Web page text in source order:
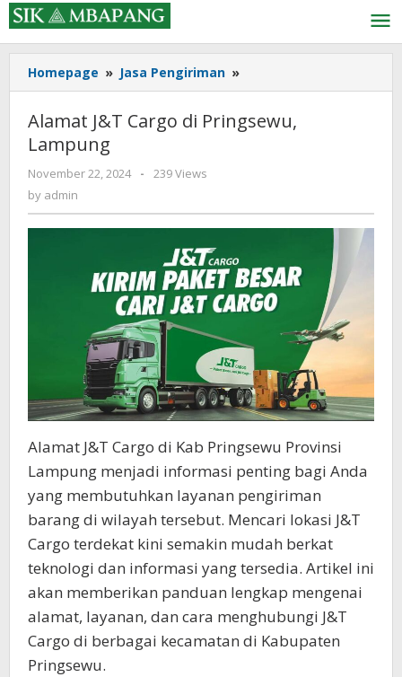
Skip
to
content
Homepage » Jasa Pengiriman »
J&T
di
Alamat J&T Cargo di Pringsewu,
Lampung
November 22, 2024
by
-
239 Views
by admin
Alamat J&T Cargo di Kab Pringsewu Provinsi
Lampung menjadi informasi penting bagi Anda
yang membutuhkan layanan pengiriman
barang di wilayah tersebut. Mencari lokasi J&T
Cargo terdekat kini semakin mudah berkat
teknologi dan informasi yang tersedia. Artikel ini
akan memberikan panduan lengkap mengenai
alamat, layanan, dan cara menghubungi J&T
Cargo di berbagai kecamatan di Kabupaten
Pringsewu.